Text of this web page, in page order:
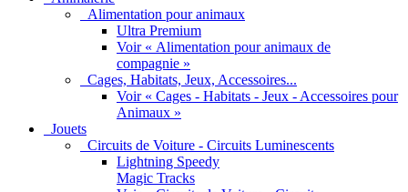
Alimentation pour animaux
Ultra Premium
Voir « Alimentation pour animaux de
compagnie »
Cages, Habitats, Jeux, Accessoires...
Voir « Cages - Habitats - Jeux - Accessoires pour
Animaux »
Jouets
Circuits de Voiture - Circuits Luminescents
Lightning Speedy
Magic Tracks